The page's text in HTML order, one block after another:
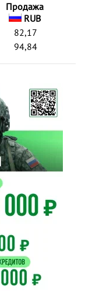
Продажа
RUB
82,17
94,84